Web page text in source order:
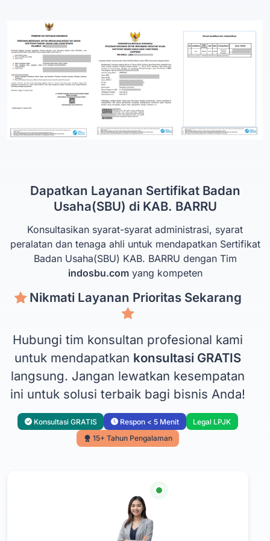
Dapatkan Layanan Sertifikat Badan
Usaha(SBU) di KAB. BARRU
Konsultasikan syarat-syarat administrasi, syarat
peralatan dan tenaga ahli untuk mendapatkan Sertifikat
Badan Usaha(SBU) KAB. BARRU dengan Tim
indosbu.comyang kompeten
Nikmati Layanan Prioritas Sekarang
Hubungi tim konsultan profesional kami
untuk mendapatkan konsultasi GRATIS
langsung. Jangan lewatkan kesempatan
ini untuk solusi terbaik bagi bisnis Anda!
Konsultasi GRATIS Respon < 5 Menit
Legal LPJK
15+ Tahun Pengalaman